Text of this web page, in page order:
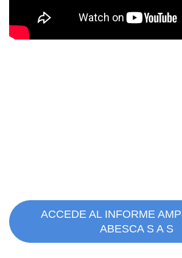
ACCEDE AL INFORME
ABESCA S A S